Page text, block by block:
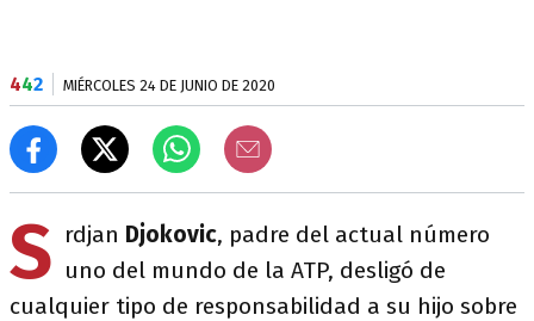
442 MIÉRCOLES 24 DE JUNIO DE 2020
S rdjan Djokovic, padre del actual número
uno del mundo de la ATP, desligó de
cualquier tipo de responsabilidad a su hijo sobre